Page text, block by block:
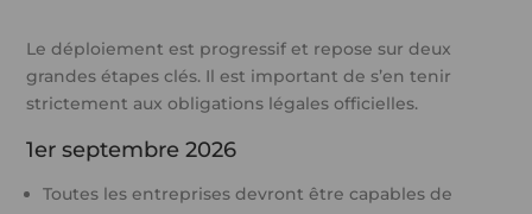
Le déploiement est progressif et repose sur deux
grandes étapes clés. Il est important de s’en tenir
strictement aux obligations légales officielles.
1er septembre 2026
Toutes les entreprises devront être capables de